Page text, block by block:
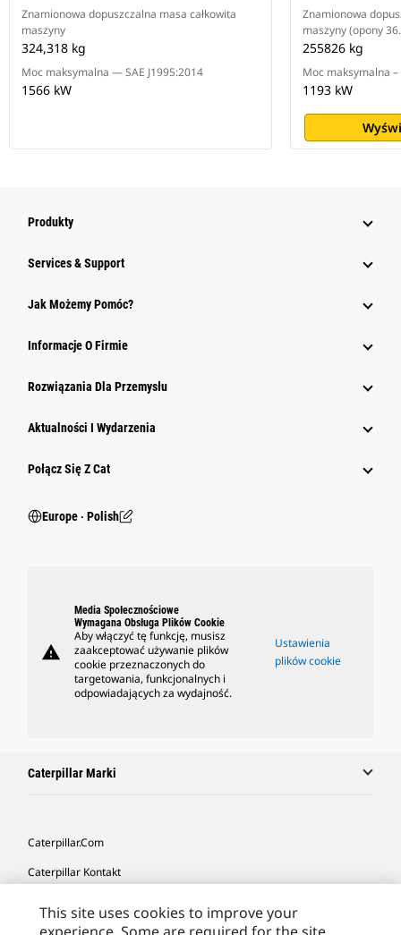
Znamionowa dopuszczalna masa całkowita
maszyny
324,318 kg
Moc maksymalna — SAE J1995:2014
1566 kW
Znamionowa
maszyny (opony
255826 kg
Moc maksymalna –
1193 kW
Produkty
Services & Support
Jak Możemy Pomóc?
Informacje O Firmie
Rozwiązania Dla Przemysłu
Aktualności I Wydarzenia
Połącz Się Z Cat
Europe ‧ Polish
warning
Media Społecznościowe
Wymagana Obsługa Plików Cookie
Aby włączyć tę funkcję, musisz
zaakceptować używanie plików
cookie przeznaczonych do
targetowania, funkcjonalnych i
odpowiadających za wydajność.
Ustawienia
plików cookie
Caterpillar Marki
Caterpillar.com
Caterpillar Kontakt
Moje Preferencje Marketingowe
This site uses cookies to improve your